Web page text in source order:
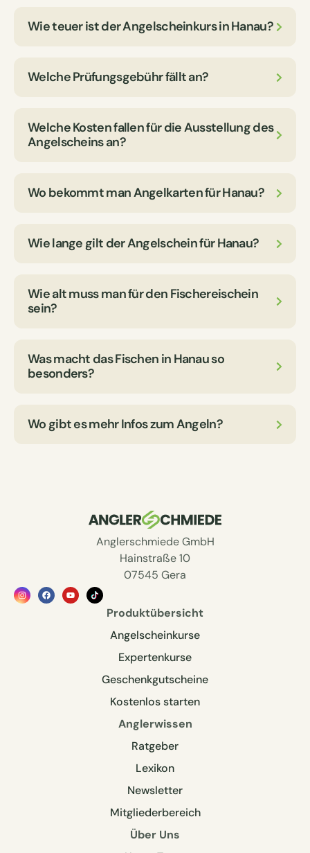
Wie teuer ist der Angelscheinkurs in Hanau?
Welche Prüfungsgebühr fällt an?
Welche Kosten fallen für die Ausstellung des
Angelscheins an?
Wo bekommt man Angelkarten für Hanau?
Wie lange gilt der Angelschein für Hanau?
Wie alt muss man für den Fischereischein
sein?
Was macht das Fischen in Hanau so
besonders?
Wo gibt es mehr Infos zum Angeln?
Anglerschmiede GmbH
Hainstraße 10
07545 Gera
Produktübersicht
Angelscheinkurse
Expertenkurse
Geschenkgutscheine
Kostenlos starten
Anglerwissen
Ratgeber
Lexikon
Newsletter
Mitgliederbereich
Über Uns